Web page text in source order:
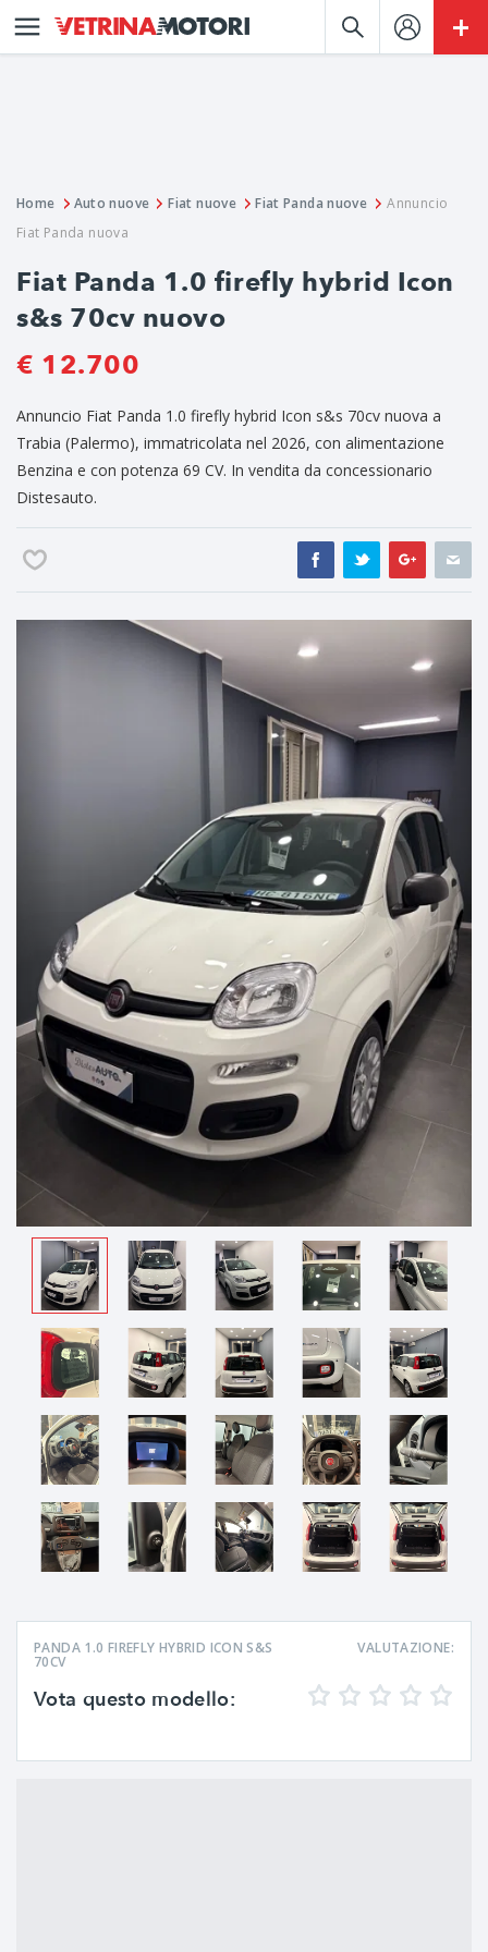
Home Auto nuove Fiat nuove Fiat Panda nuove
Annuncio
Fiat Panda nuova
Fiat Panda 1.0 firefly hybrid Icon
s&s 70cv nuovo
€ 12.700
Annuncio Fiat Panda 1.0 firefly hybrid Icon s&s 70cv nuova a
Trabia (Palermo), immatricolata nel 2026, con alimentazione
Benzina e con potenza 69 CV. In vendita da concessionario
Distesauto.
Previous
PANDA 1.0 FIREFLY HYBRID ICON S&S
70CV
VALUTAZIONE:
Vota questo modello: